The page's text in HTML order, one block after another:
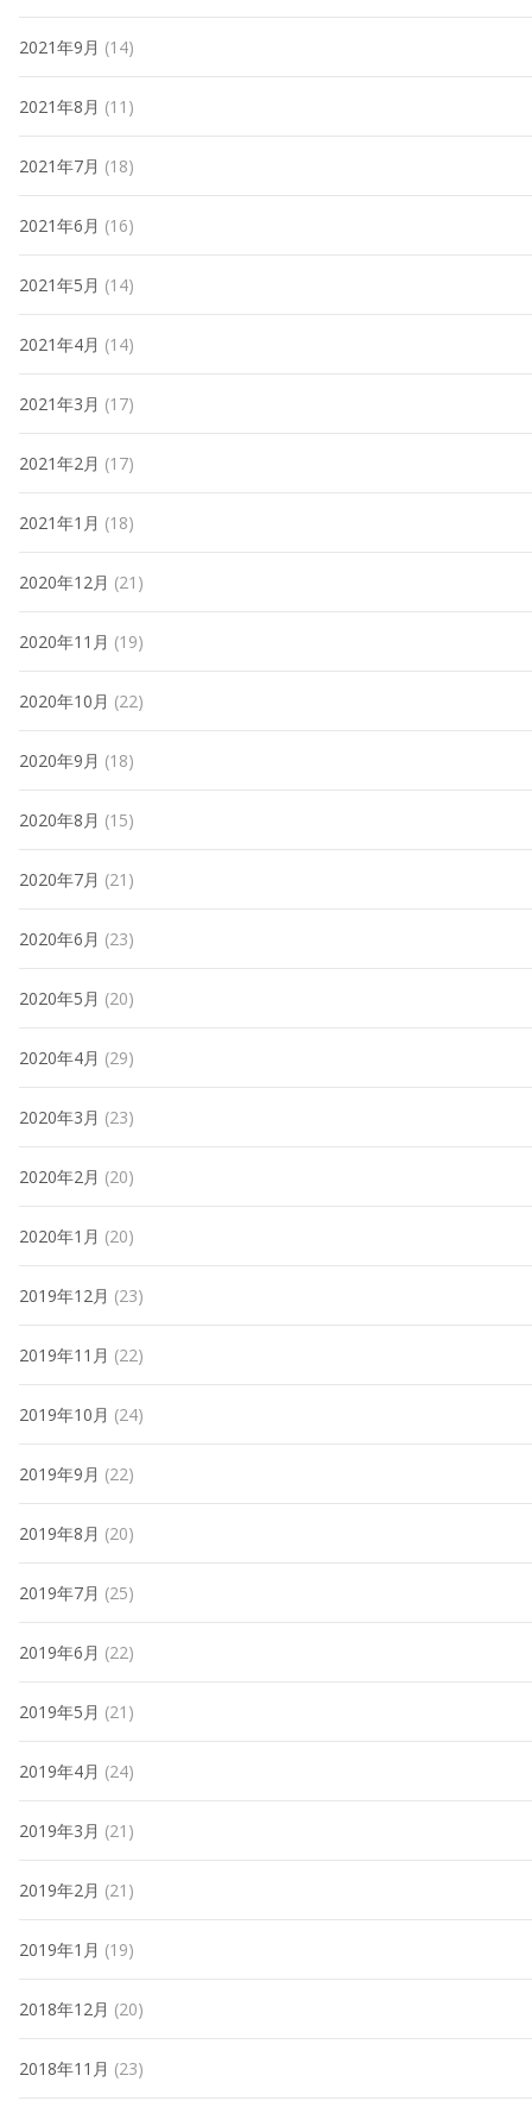
2021年9月 (14)
2021年8月 (11)
2021年7月 (18)
2021年6月 (16)
2021年5月 (14)
2021年4月 (14)
2021年3月 (17)
2021年2月 (17)
2021年1月 (18)
2020年12月 (21)
2020年11月 (19)
2020年10月 (22)
2020年9月 (18)
2020年8月 (15)
2020年7月 (21)
2020年6月 (23)
2020年5月 (20)
2020年4月 (29)
2020年3月 (23)
2020年2月 (20)
2020年1月 (20)
2019年12月 (23)
2019年11月 (22)
2019年10月 (24)
2019年9月 (22)
2019年8月 (20)
2019年7月 (25)
2019年6月 (22)
2019年5月 (21)
2019年4月 (24)
2019年3月 (21)
2019年2月 (21)
2019年1月 (19)
2018年12月 (20)
2018年11月 (23)